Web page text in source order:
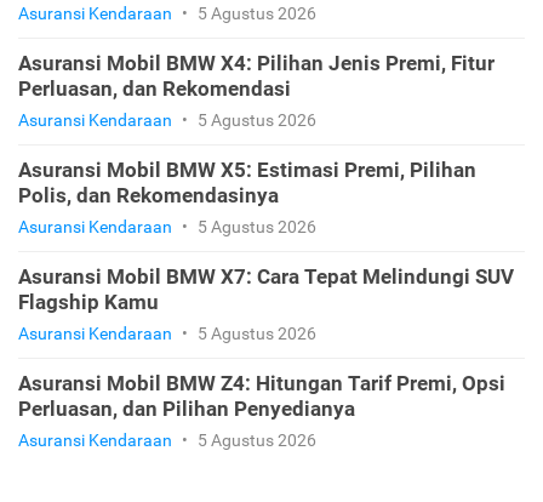
Asuransi Kendaraan • 5 Agustus 2026
Asuransi Mobil BMW X4: Pilihan Jenis Premi, Fitur
Perluasan, dan Rekomendasi
Asuransi Kendaraan • 5 Agustus 2026
Asuransi Mobil BMW X5: Estimasi Premi, Pilihan
Polis, dan Rekomendasinya
Asuransi Kendaraan • 5 Agustus 2026
Asuransi Mobil BMW X7: Cara Tepat Melindungi SUV
Flagship Kamu
Asuransi Kendaraan • 5 Agustus 2026
Asuransi Mobil BMW Z4: Hitungan Tarif Premi, Opsi
Perluasan, dan Pilihan Penyedianya
Asuransi Kendaraan • 5 Agustus 2026